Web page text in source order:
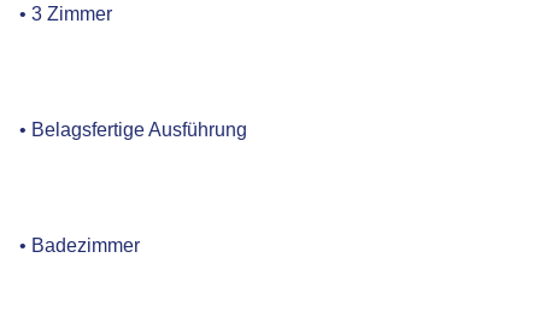
• 3 Zimmer
• Belagsfertige Ausführung
• Badezimmer